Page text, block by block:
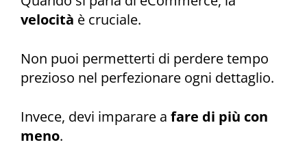
velocità è cruciale.
Non puoi permetterti di perdere tempo
prezioso nel perfezionare ogni dettaglio.
Invece, devi imparare a fare di più con
meno.